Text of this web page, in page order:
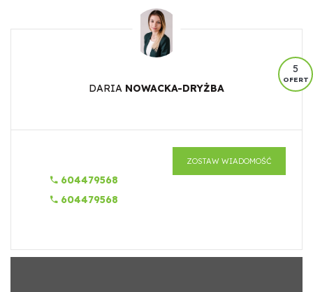
5
OFERT
DARIA NOWACKA-DRYŻBA
604479568
604479568
ZOSTAW WIADOMOŚĆ